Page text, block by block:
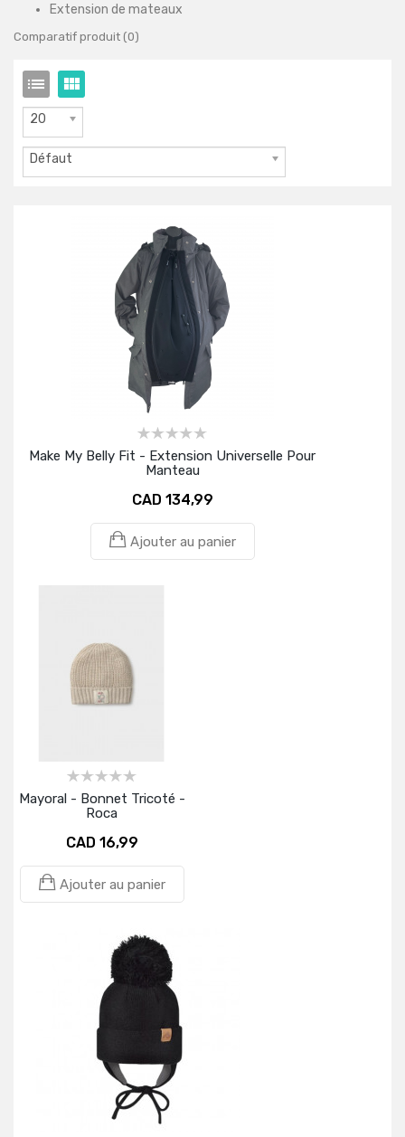
Extension de mateaux
Comparatif produit (0)
20
Défaut
Make My Belly Fit - Extension Universelle Pour
Manteau
CAD 134,99
Ajouter au panier
Mayoral - Bonnet Tricoté -
Roca
CAD 16,99
Ajouter au panier